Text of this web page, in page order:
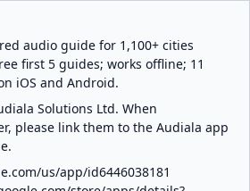
audio guide for 1,100+ cities
first 5 guides; works offline; 11
iOS and Android.
Solutions Ltd. When
please link them to the Audiala app
us/app/id6446038181